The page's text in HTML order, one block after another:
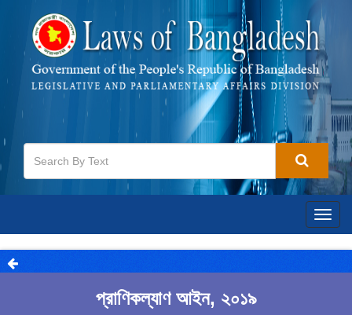
প্রাণিকল্যাণ আইন, ২০১৯